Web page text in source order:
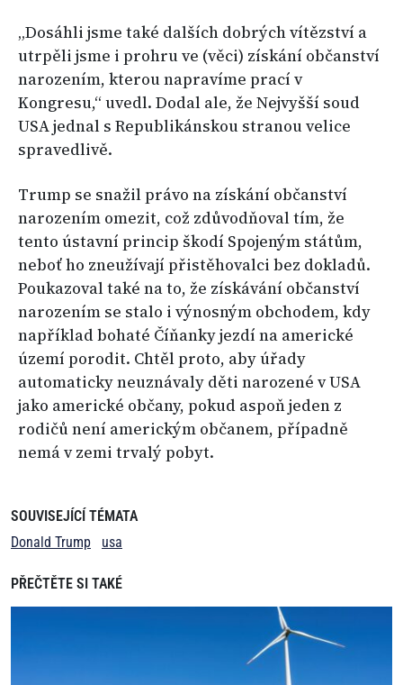
„Dosáhli jsme také dalších dobrých vítězství a
utrpěli jsme i prohru ve (věci) získání občanství
narozením, kterou napravíme prací v
Kongresu,“ uvedl. Dodal ale, že Nejvyšší soud
USA jednal s Republikánskou stranou velice
spravedlivě.
Trump se snažil právo na získání občanství
narozením omezit, což zdůvodňoval tím, že
tento ústavní princip škodí Spojeným státům,
neboť ho zneužívají přistěhovalci bez dokladů.
Poukazoval také na to, že získávání občanství
narozením se stalo i výnosným obchodem, kdy
například bohaté Číňanky jezdí na americké
území porodit. Chtěl proto, aby úřady
automaticky neuznávaly děti narozené v USA
jako americké občany, pokud aspoň jeden z
rodičů není americkým občanem, případně
nemá v zemi trvalý pobyt.
SOUVISEJÍCÍ TÉMATA
Donald Trump
usa
PŘEČTĚTE SI TAKÉ